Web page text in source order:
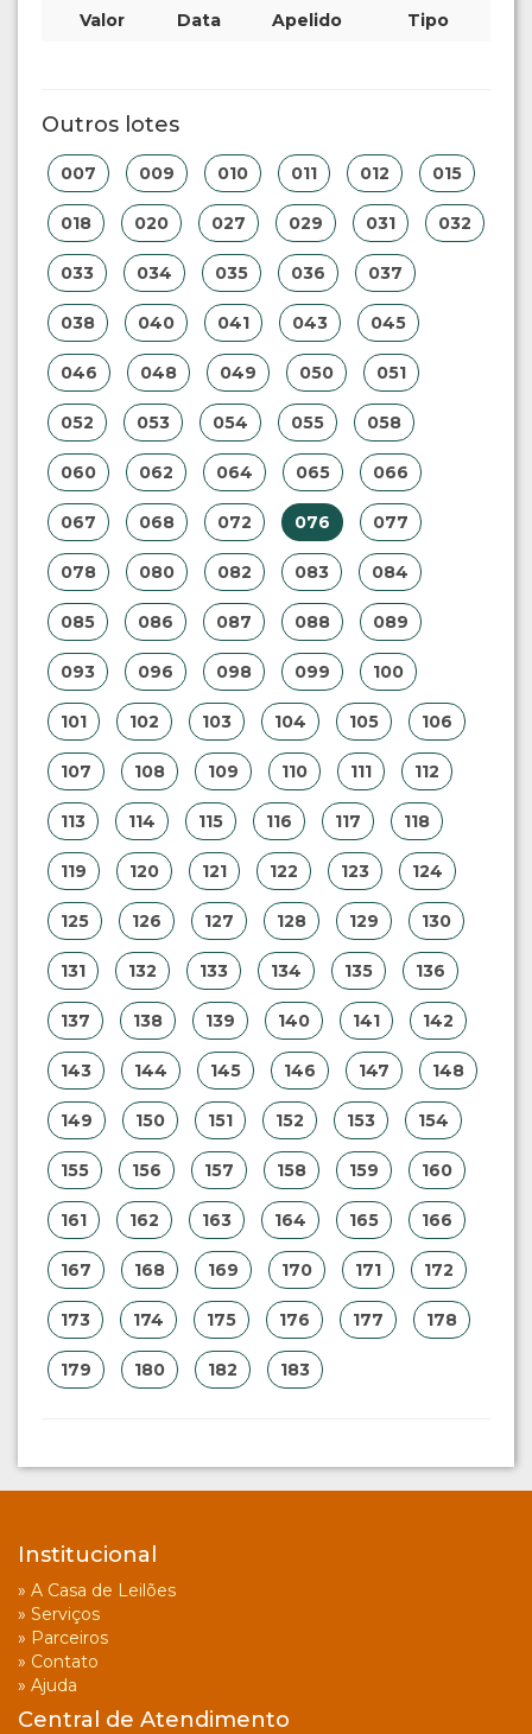
Valor Data Apelido Tipo
Outros lotes
007 009 010 011 012 015
018 020 027 029 031 032
033 034 035 036 037
038 040 041 043 045
046 048 049 050 051
052 053 054 055 058
060 062 064 065 066
067 068 072 076 077
078 080 082 083 084
085 086 087 088 089
093 096 098 099 100
101 102 103 104 105 106
107 108 109 110 111 112
113 114 115 116 117 118
119 120 121 122 123 124
125 126 127 128 129 130
131 132 133 134 135 136
137 138 139 140 141 142
143 144 145 146 147 148
149 150 151 152 153 154
155 156 157 158 159 160
161 162 163 164 165 166
167 168 169 170 171 172
173 174 175 176 177 178
179 180 182 183
Institucional
» A Casa de Leilões
» Serviços
» Parceiros
» Contato
» Ajuda
Central de Atendimento